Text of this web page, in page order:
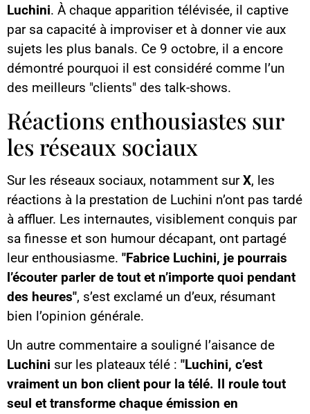
Luchini. À chaque apparition télévisée, il captive
par sa capacité à improviser et à donner vie aux
sujets les plus banals. Ce 9 octobre, il a encore
démontré pourquoi il est considéré comme l’un
des meilleurs "clients" des talk-shows.
Réactions enthousiastes sur
les réseaux sociaux
Sur les réseaux sociaux, notamment surX, les
réactions à la prestation de Luchini n’ont pas tardé
à affluer. Les internautes, visiblement conquis par
sa finesse et son humour décapant, ont partagé
leur enthousiasme. "Fabrice Luchini, je pourrais
l’écouter parler de tout et n’importe quoi pendant
des heures", s’est exclamé un d’eux, résumant
bien l’opinion générale.
Un autre commentaire a souligné l’aisance de
Luchini sur les plateaux télé : "Luchini, c’est
vraiment un bon client pour la télé. Il roule tout
seul et transforme chaque émission en